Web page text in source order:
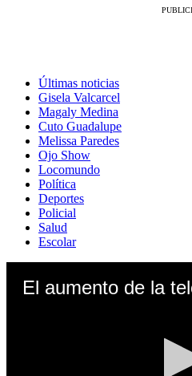
Últimas noticias
Gisela Valcarcel
Magaly Medina
Cuto Guadalupe
Melissa Paredes
Ojo Show
Locomundo
Política
Deportes
Policial
Salud
Escolar